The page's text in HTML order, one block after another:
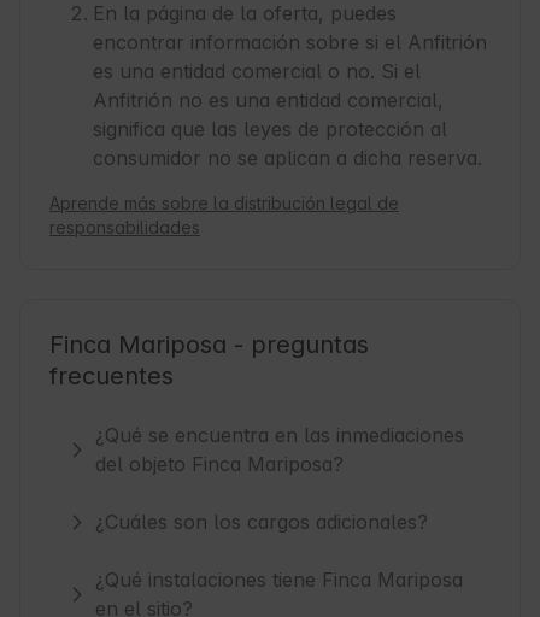
En la página de la oferta, puedes
encontrar información sobre si el Anfitrión
es una entidad comercial o no. Si el
Anfitrión no es una entidad comercial,
significa que las leyes de protección al
consumidor no se aplican a dicha reserva.
Aprende más sobre la distribución legal de
responsabilidades
Finca Mariposa - preguntas
frecuentes
¿Qué se encuentra en las inmediaciones
del objeto Finca Mariposa?
¿Cuáles son los cargos adicionales?
¿Qué instalaciones tiene Finca Mariposa
en el sitio?